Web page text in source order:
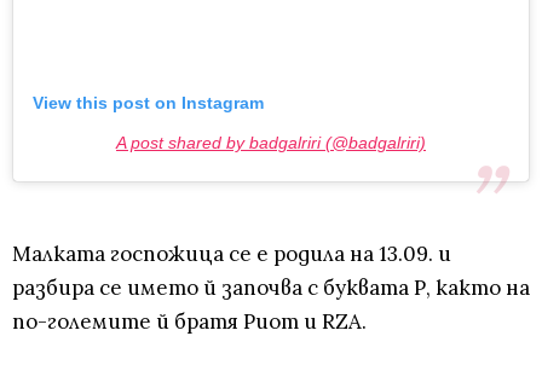
View this post on Instagram
A post shared by badgalriri (@badgalriri)
Малката госпожица се е родила на 13.09. и
разбира се името й започва с буквата Р, както на
по-големите й братя Риот и RZA.